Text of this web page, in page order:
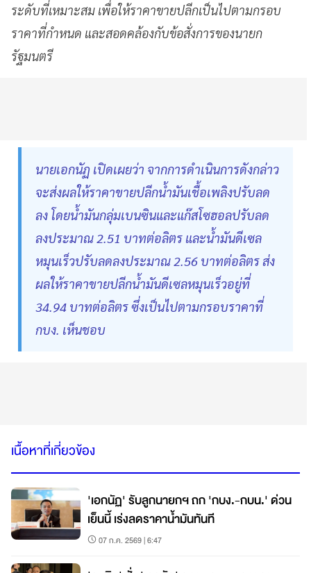
ระดับที่เหมาะสม เพื่อให้ราคาขายปลีกเป็นไปตามกรอบ
ราคาที่กำหนด และสอดคล้องกับข้อสั่งการของนายก
รัฐมนตรี
นายเอกนัฏ เปิดเผยว่า จากการดำเนินการดังกล่าว
จะส่งผลให้ราคาขายปลีกน้ำมันเชื้อเพลิงปรับลด
ลง โดยน้ำมันกลุ่มเบนซินและแก๊สโซฮอลปรับลด
ลงประมาณ 2.51 บาทต่อลิตร และน้ำมันดีเซล
หมุนเร็วปรับลดลงประมาณ 2.56 บาทต่อลิตร ส่ง
ผลให้ราคาขายปลีกน้ำมันดีเซลหมุนเร็วอยู่ที่
34.94 บาทต่อลิตร ซึ่งเป็นไปตามกรอบราคาที่
กบง. เห็นชอบ
เนื้อหาที่เกี่ยวข้อง
'เอกนัฏ' รับลูกนายกฯ ถก 'กบง.-กบน.' ด่วน
เย็นนี้ เร่งลดราคาน้ำมันทันที
07 ก.ค. 2569 | 6:47